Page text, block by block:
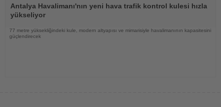
Oku
Antalya Havalimanı'nın yeni hava trafik kontrol kulesi hızla
yükseliyor
77 metre yüksekliğindeki kule, modern altyapısı ve mimarisiyle havalimanının kapasitesini
güçlendirecek